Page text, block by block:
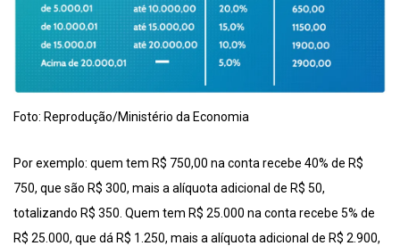
Foto: Reprodução/Ministério da Economia
Por exemplo: quem tem R$ 750,00 na conta recebe 40% de R$
750, que são R$ 300, mais a alíquota adicional de R$ 50,
totalizando R$ 350. Quem tem R$ 25.000 na conta recebe 5% de
R$ 25.000, que dá R$ 1.250, mais a alíquota adicional de R$ 2.900,